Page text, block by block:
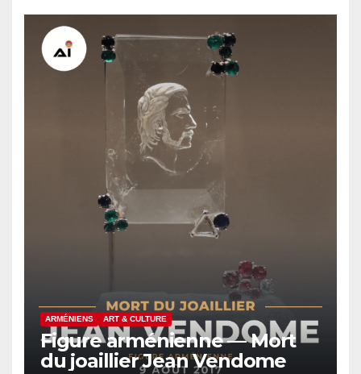
ARMÉNIENS ART & CULTURE
Figure arménienne — Mort
du joaillier Jean Vendome